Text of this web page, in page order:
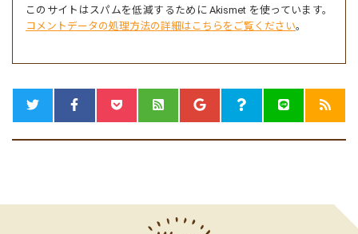
このサイトはスパムを低減するために Akismet を使っています。
コメントデータの処理方法の詳細はこちらをご覧ください。